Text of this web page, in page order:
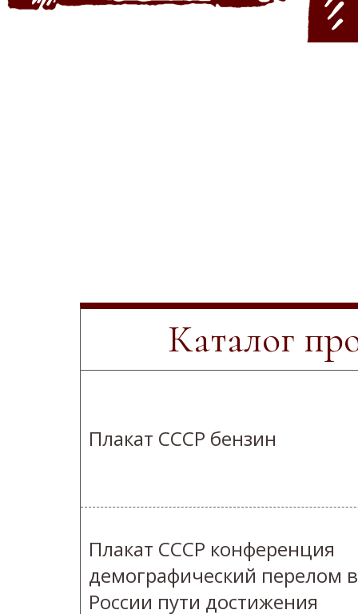
Каталог
Плакат СССР бензин
Плакат СССР конференция
демографический перелом в
России пути достижения